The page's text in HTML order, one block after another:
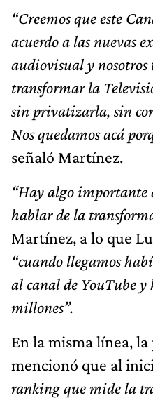
“Creemos que este
acuerdo a las nuevas
audiovisual y
transformar la
sin privatizarla, sin
Nos quedamos acá
señaló Martínez.
“Hay algo importante
hablar de la
Martínez, a lo que
“cuando llegamos
al canal de YouTube y
millones”.
En la misma línea,
mencionó que al
ranking que mide la